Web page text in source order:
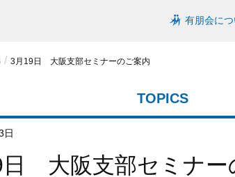
有朋会に
3月19日 大阪支部セミナーのご案内
TOPICS
日
日 大阪支部セミナー